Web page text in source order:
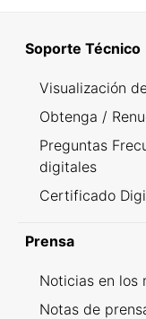
Soporte Técnico
Visualización
Obtenga /
Preguntas
digitales
Certificado
Prensa
Noticias en los
Notas de